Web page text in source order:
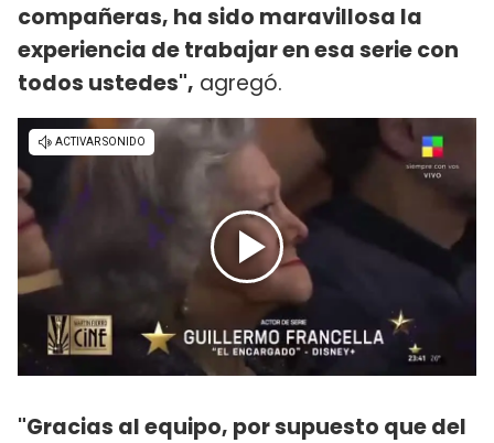
compañeras, ha sido maravillosa la
experiencia de trabajar en esa serie con
todos ustedes", agregó.
"Gracias al equipo, por supuesto que del